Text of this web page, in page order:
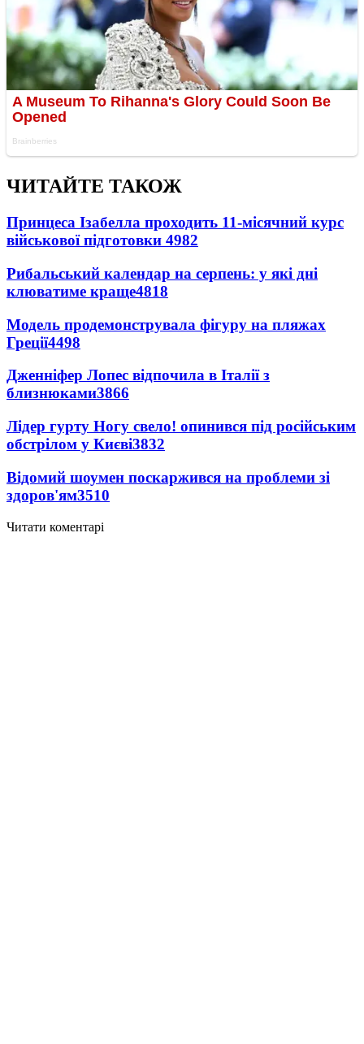
ЧИТАЙТЕ ТАКОЖ
Принцеса Ізабелла проходить 11-місячний курс
військової підготовки 4982
Рибальський календар на серпень: у які дні
клюватиме краще4818
Модель продемонструвала фігуру на пляжах
Греції4498
Дженніфер Лопес відпочила в Італії з
близнюками3866
Лідер гурту Ногу свело! опинився під російським
обстрілом у Києві3832
Відомий шоумен поскаржився на проблеми зі
здоров'ям3510
Читати коментарі